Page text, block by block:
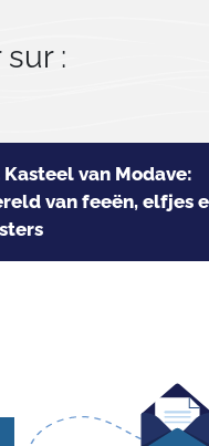
:
van Modave:
van feeën, elfjes